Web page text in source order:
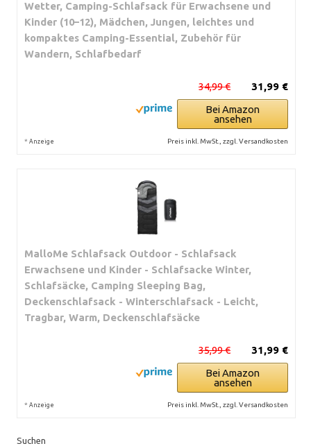
Wetter, Camping-Schlafsack für Erwachsene und
Kinder (10–12), Mädchen, Jungen, leichtes und
kompaktes Camping-Essential, Zubehör für
Wandern, Schlafbedarf
31,99 €
34,99 €
Bei Amazon
ansehen
* Anzeige Preis inkl. MwSt., zzgl. Versandkosten
MalloMe Schlafsack Outdoor - Schlafsack
Erwachsene und Kinder - Schlafsacke Winter,
Schlafsäcke, Camping Sleeping Bag,
Deckenschlafsack - Winterschlafsack - Leicht,
Tragbar, Warm, Deckenschlafsäcke
31,99 €
35,99 €
Bei Amazon
ansehen
* Anzeige Preis inkl. MwSt., zzgl. Versandkosten
Suchen